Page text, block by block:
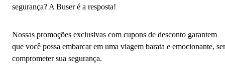
segurança? A Buser é a resposta!
Nossas promoções exclusivas com cupons de desconto garantem
que você possa embarcar em uma viagem barata e emocionante,
comprometer sua segurança.